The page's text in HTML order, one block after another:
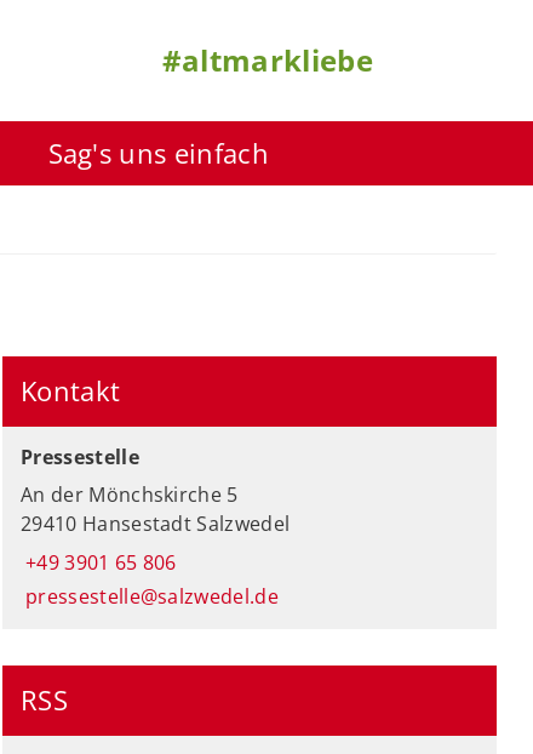
#altmarkliebe
Sag's uns einfach
Kontakt
Pressestelle
An der Mönchskirche 5
29410 Hansestadt Salzwedel
+49 3901 65 806
pressestelle@salzwedel.de
RSS